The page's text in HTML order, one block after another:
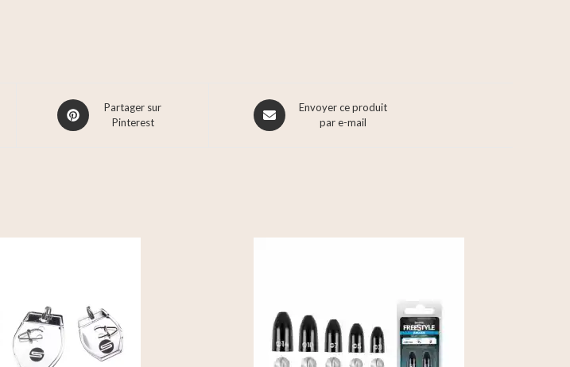
Partager sur
Pinterest
Envoyer ce produit
par e-mail